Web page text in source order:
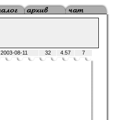
2003-08-11 32 4.57
7